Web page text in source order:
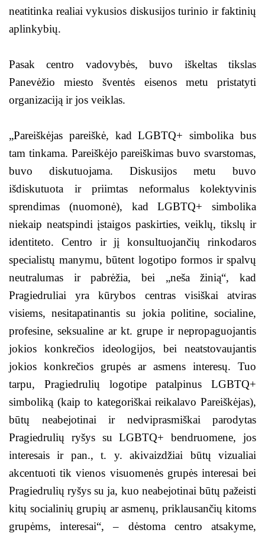
neatitinka realiai vykusios diskusijos turinio ir faktinių
aplinkybių.
Pasak centro vadovybės, buvo iškeltas tikslas
Panevėžio miesto šventės eisenos metu pristatyti
organizaciją ir jos veiklas.
„Pareiškėjas pareiškė, kad LGBTQ+ simbolika bus
tam tinkama. Pareiškėjo pareiškimas buvo svarstomas,
buvo diskutuojama. Diskusijos metu buvo
išdiskutuota ir priimtas neformalus kolektyvinis
sprendimas (nuomonė), kad LGBTQ+ simbolika
niekaip neatspindi įstaigos paskirties, veiklų, tikslų ir
identiteto. Centro ir jį konsultuojančių rinkodaros
specialistų manymu, būtent logotipo formos ir spalvų
neutralumas ir pabrėžia, bei „neša žinią“, kad
Pragiedruliai yra kūrybos centras visiškai atviras
visiems, nesitapatinantis su jokia politine, socialine,
profesine, seksualine ar kt. grupe ir nepropaguojantis
jokios konkrečios ideologijos, bei neatstovaujantis
jokios konkrečios grupės ar asmens interesų. Tuo
tarpu, Pragiedrulių logotipe patalpinus LGBTQ+
simboliką (kaip to kategoriškai reikalavo Pareiškėjas),
būtų neabejotinai ir nedviprasmiškai parodytas
Pragiedrulių ryšys su LGBTQ+ bendruomene, jos
interesais ir pan., t. y. akivaizdžiai būtų vizualiai
akcentuoti tik vienos visuomenės grupės interesai bei
Pragiedrulių ryšys su ja, kuo neabejotinai būtų pažeisti
kitų socialinių grupių ar asmenų, priklausančių kitoms
grupėms, interesai“, – dėstoma centro atsakyme,